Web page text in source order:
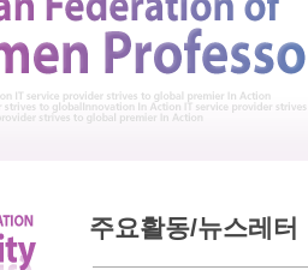
주요활동/뉴스레터